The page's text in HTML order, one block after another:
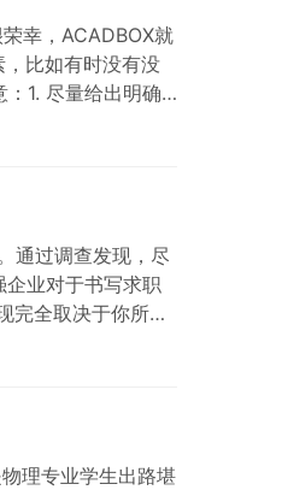
幸，ACADBOX就
比如有时没有没
1. 尽量给出明确
通过调查发现，尽
业对于书写求职
完全取决于你所期
理专业学生出路堪